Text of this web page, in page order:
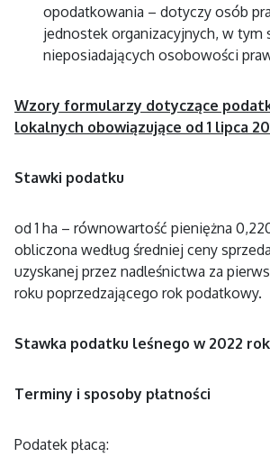
opodatkowania – dotyczy osób
jednostek organizacyjnych, w tym
nieposiadających osobowości
Wzory formularzy dotyczące
lokalnych obowiązujące od 1 lipca
Stawki podatku
od 1 ha – równowartość pieniężna
obliczona według średniej ceny
uzyskanej przez nadleśnictwa za
roku poprzedzającego rok podatkowy.
Stawka podatku leśnego w 2022
Terminy i sposoby płatności
Podatek płacą: